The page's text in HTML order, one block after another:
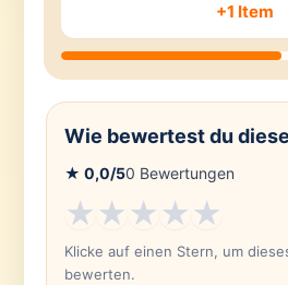
+1 Item
Wie bewertest du
★ 0,0/50 Bewertungen
★★★★★
Klicke auf einen Stern, um
bewerten.